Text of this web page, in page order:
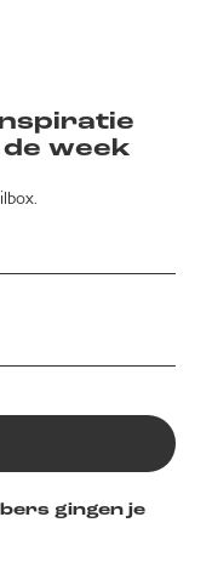
week
gingen je